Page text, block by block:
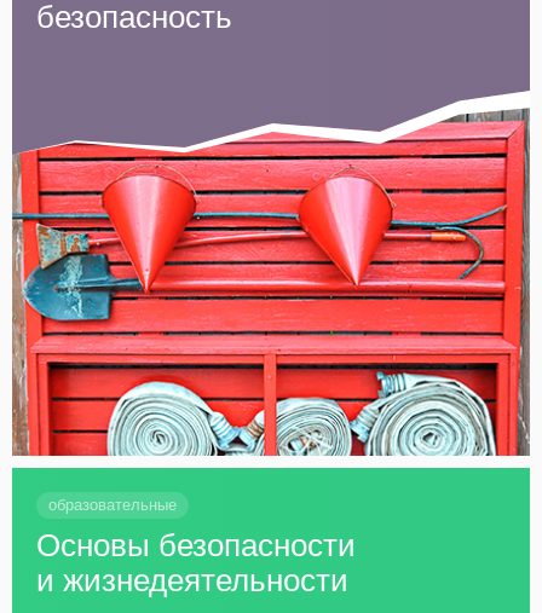
безопасность
образовательные
Основы безопасности
и жизнедеятельности